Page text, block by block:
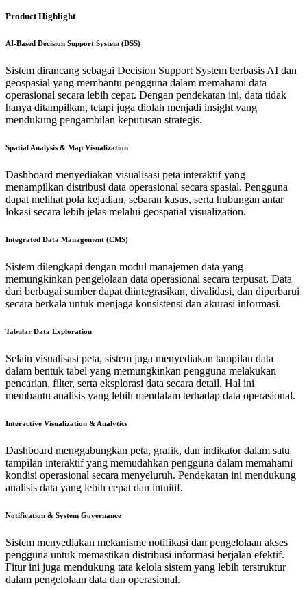
Product Highlight
AI-Based Decision Support System (DSS)
Sistem dirancang sebagai Decision Support System berbasis AI dan
geospasial yang membantu pengguna dalam memahami data
operasional secara lebih cepat. Dengan pendekatan ini, data tidak
hanya ditampilkan, tetapi juga diolah menjadi insight yang
mendukung pengambilan keputusan strategis.
Spatial Analysis & Map Visualization
Dashboard menyediakan visualisasi peta interaktif yang
menampilkan distribusi data operasional secara spasial. Pengguna
dapat melihat pola kejadian, sebaran kasus, serta hubungan antar
lokasi secara lebih jelas melalui geospatial visualization.
Integrated Data Management (CMS)
Sistem dilengkapi dengan modul manajemen data yang
memungkinkan pengelolaan data operasional secara terpusat. Data
dari berbagai sumber dapat diintegrasikan, divalidasi, dan diperbarui
secara berkala untuk menjaga konsistensi dan akurasi informasi.
Tabular Data Exploration
Selain visualisasi peta, sistem juga menyediakan tampilan data
dalam bentuk tabel yang memungkinkan pengguna melakukan
pencarian, filter, serta eksplorasi data secara detail. Hal ini
membantu analisis yang lebih mendalam terhadap data operasional.
Interactive Visualization & Analytics
Dashboard menggabungkan peta, grafik, dan indikator dalam satu
tampilan interaktif yang memudahkan pengguna dalam memahami
kondisi operasional secara menyeluruh. Pendekatan ini mendukung
analisis data yang lebih cepat dan intuitif.
Notification & System Governance
Sistem menyediakan mekanisme notifikasi dan pengelolaan akses
pengguna untuk memastikan distribusi informasi berjalan efektif.
Fitur ini juga mendukung tata kelola sistem yang lebih terstruktur
dalam pengelolaan data dan operasional.